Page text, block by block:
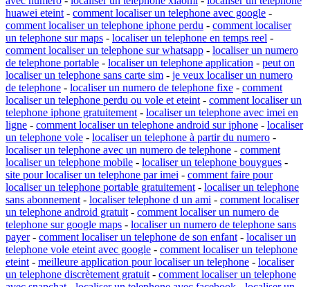
huawei eteint - comment localiser un telephone avec google -
comment localiser un telephone iphone perdu - comment localiser
un telephone sur maps - localiser un telephone en temps reel -
comment localiser un telephone sur whatsapp - localiser un numero
de telephone portable - localiser un telephone application - peut on
localiser un telephone sans carte sim - je veux localiser un numero
de telephone - localiser un numero de telephone fixe - comment
localiser un telephone perdu ou vole et eteint - comment localiser un
telephone iphone gratuitement - localiser un telephone avec imei en
ligne - comment localiser un telephone android sur iphone - localiser
un telephone vole - localiser un telephone à partir du numero -
localiser un telephone avec un numero de telephone - comment
localiser un telephone mobile - localiser un telephone bouygues -
site pour localiser un telephone par imei - comment faire pour
localiser un telephone portable gratuitement - localiser un telephone
sans abonnement - localiser telephone d un ami - comment localiser
un telephone android gratuit - comment localiser un numero de
telephone sur google maps - localiser un numero de telephone sans
payer- comment localiser un telephone de son enfant - localiser un
telephone vole eteint avec google - comment localiser un telephone
eteint - meilleure application pour localiser un telephone - localiser
un telephone discrètement gratuit - comment localiser un telephone